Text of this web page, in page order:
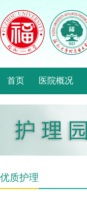
首页 医院概况
优质护理